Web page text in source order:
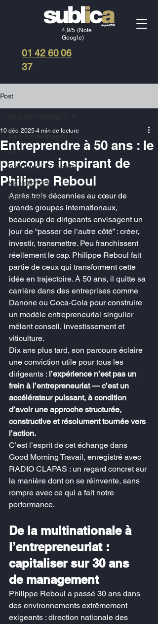
01 42 60 06
37
4,9/5 (Note
Google)
Post
vin
Intelligence Artificielle
Management
Entreprendre
Entreprendre à 50 ans : le
parcours inspirant de
Philippe Reboul
10 déc. 2025 4 min de lecture
Après trois décennies au cœur de
grands groupes internationaux,
beaucoup de dirigeants envisagent un
jour de “passer de l’autre côté” : créer,
investir, transmettre. Peu franchissent
réellement le cap. Philippe Reboul fait
partie de ceux qui transforment cette
idée en trajectoire. À 50 ans, il quitte sa
carrière dans des entreprises comme
Danone ou Coca-Cola pour construire
un modèle entrepreneurial singulier
mêlant conseil, investissement et
viticulture.
Dix ans plus tard, son parcours éclaire
une conviction utile pour tous les
dirigeants : l’expérience n’est pas un
frein à l’entrepreneuriat — c’est un
accélérateur puissant, à condition
d’avoir une approche structurée,
constructive et résolument tournée vers
l’action.
C’est l’esprit de cet échange dans
Good Morning Travail, enregistré avec
RADIO CLAPAS : un regard concret sur
la manière dont on se réinvente, sans
rompre avec ce qui a fait notre
performance.
De la multinationale à
l’entrepreneuriat :
capitaliser sur 30 ans
de management
Philippe Reboul a passé 30 ans dans
des environnements extrêmement
exigeants : direction nationale des